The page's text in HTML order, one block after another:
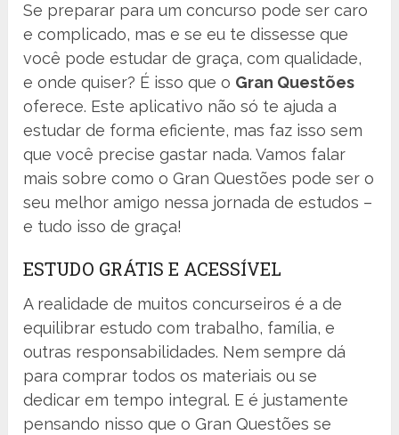
Se preparar para um concurso pode ser caro
e complicado, mas e se eu te dissesse que
você pode estudar de graça, com qualidade,
e onde quiser? É isso que o Gran Questões
oferece. Este aplicativo não só te ajuda a
estudar de forma eficiente, mas faz isso sem
que você precise gastar nada. Vamos falar
mais sobre como o Gran Questões pode ser o
seu melhor amigo nessa jornada de estudos –
e tudo isso de graça!
ESTUDO GRÁTIS E ACESSÍVEL
A realidade de muitos concurseiros é a de
equilibrar estudo com trabalho, família, e
outras responsabilidades. Nem sempre dá
para comprar todos os materiais ou se
dedicar em tempo integral. E é justamente
pensando nisso que o Gran Questões se